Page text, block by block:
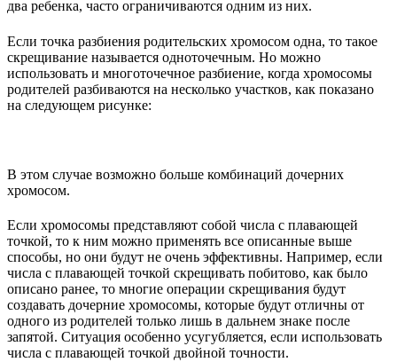
два ребенка, часто ограничиваются одним из них.
Если точка разбиения родительских хромосом одна, то такое
скрещивание называется одноточечным. Но можно
использовать и многоточечное разбиение, когда хромосомы
родителей разбиваются на несколько участков, как показано
на следующем рисунке:
В этом случае возможно больше комбинаций дочерних
хромосом.
Если хромосомы представляют собой числа с плавающей
точкой, то к ним можно применять все описанные выше
способы, но они будут не очень эффективны. Например, если
числа с плавающей точкой скрещивать побитово, как было
описано ранее, то многие операции скрещивания будут
создавать дочерние хромосомы, которые будут отличны от
одного из родителей только лишь в дальнем знаке после
запятой. Ситуация особенно усугубляется, если использовать
числа с плавающей точкой двойной точности.